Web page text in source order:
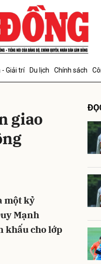
- Giải trí Du lịch Chính sách
giao
một kỷ
Mạnh
khấu cho lớp